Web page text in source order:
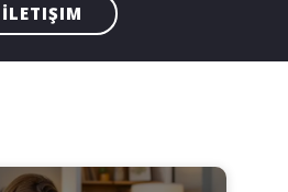
İLETIŞIM